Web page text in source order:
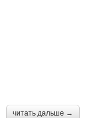
читать дальше →